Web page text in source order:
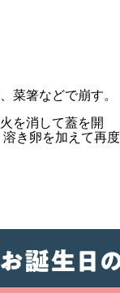
菜箸などで崩す。
を消して蓋を開
き卵を加えて再度